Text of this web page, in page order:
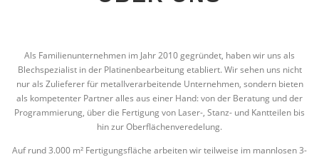
Als Familienunternehmen im Jahr 2010 gegründet, haben wir uns als
Blechspezialist in der Platinenbearbeitung etabliert. Wir sehen uns nicht
nur als Zulieferer für metallverarbeitende Unternehmen, sondern bieten
als kompetenter Partner alles aus einer Hand: von der Beratung und der
Programmierung, über die Fertigung von Laser-, Stanz- und Kantteilen bis
hin zur Oberflächenveredelung.
Auf rund 3.000 m² Fertigungsfläche arbeiten wir teilweise im mannlosen 3-